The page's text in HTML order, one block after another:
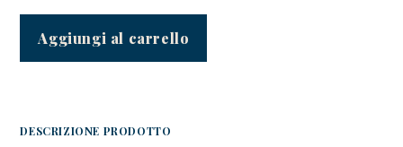
Aggiungi al carrello
DESCRIZIONE PRODOTTO